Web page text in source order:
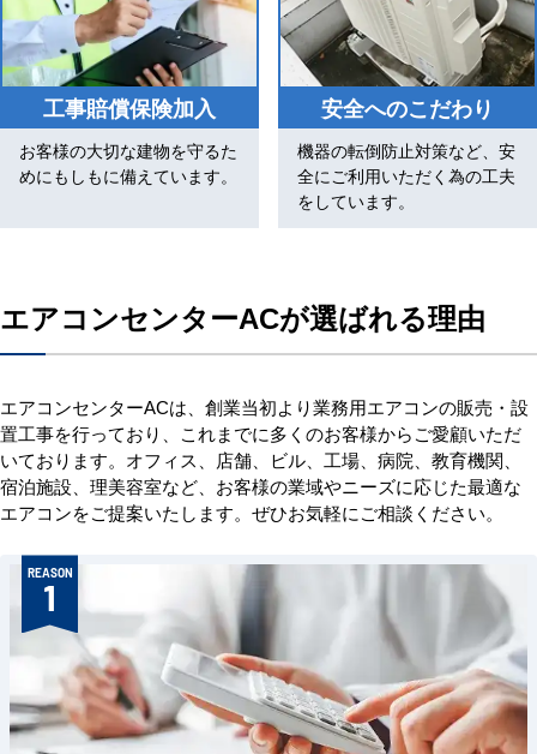
工事賠償保険加入
お客様の大切な建物を守るた
めにもしもに備えています。
安全へのこだわり
機器の転倒防止対策など、安
全にご利用いただく為の工夫
をしています。
エアコンセンターACが選ばれる理由
エアコンセンターACは、創業当初より業務用エアコンの販売・設
置工事を行っており、これまでに多くのお客様からご愛顧いただ
いております。オフィス、店舗、ビル、工場、病院、教育機関、
宿泊施設、理美容室など、お客様の業域やニーズに応じた最適な
エアコンをご提案いたします。ぜひお気軽にご相談ください。
REASON
1